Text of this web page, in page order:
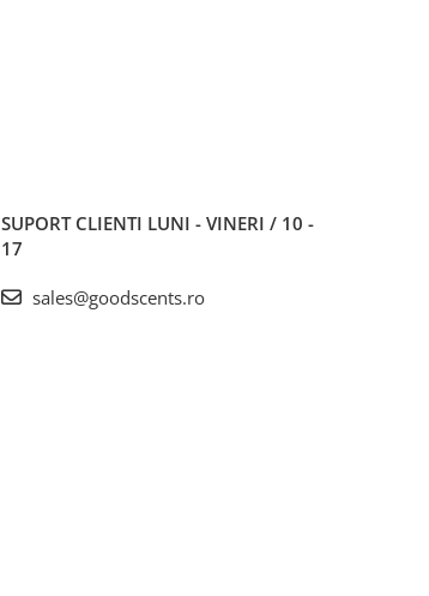
SUPORT CLIENTI LUNI - VINERI / 10 -
17
sales@goodscents.ro